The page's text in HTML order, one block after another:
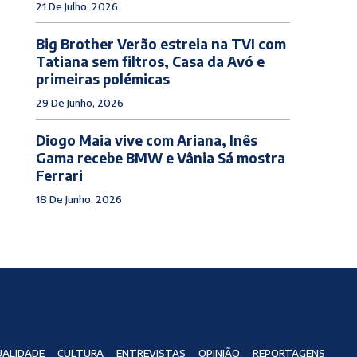
21 De Julho, 2026
Big Brother Verão estreia na TVI com
Tatiana sem filtros, Casa da Avó e
primeiras polémicas
29 De Junho, 2026
Diogo Maia vive com Ariana, Inês
Gama recebe BMW e Vânia Sá mostra
Ferrari
18 De Junho, 2026
CULTURA ENTREVISTAS OPINIÃO REPORTAGENS